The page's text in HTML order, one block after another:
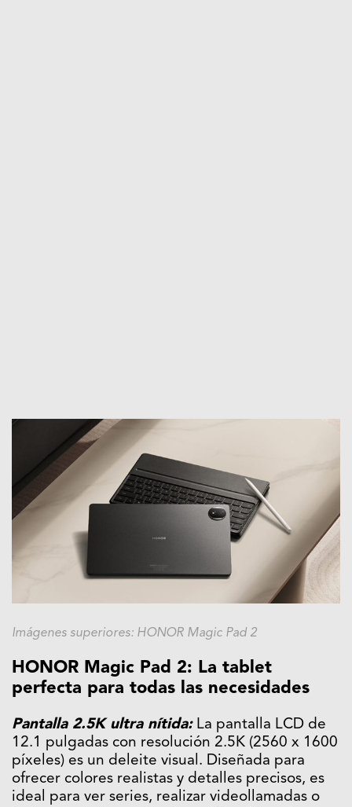
Imágenes superiores: HONOR Magic Pad 2
HONOR Magic Pad 2: La tablet
perfecta para todas las necesidades
Pantalla 2.5K ultra nítida:La pantalla LCD de
12.1 pulgadas con resolución 2.5K (2560 x 1600
píxeles) es un deleite visual. Diseñada para
ofrecer colores realistas y detalles precisos, es
ideal para ver series, realizar videollamadas o